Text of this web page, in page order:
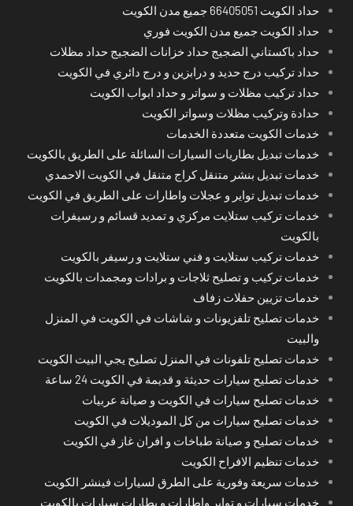
حداد الكويت 66405051 جميع مدن الكويت
حداد الكويت جميع مدن الكويت فوري
حداد باكستاني الضجيج حداد خزانات الضجيج حداد مظلات
حداد تركيب درج حديد و درابزين و درج دائري في الكويت
حداد تركيب مظلات و سواتر و حداد ابواب الكويت
حدادة وتركيب مظلات وسواتر الكويت
خدمات الكويت متعددة الخدمات
خدمات تبديل بطاريات السيارات السائلة على الطريق بالكويت
خدمات تبديل بنشر متنقل كراج متنقل في الكويت الاحمدي
خدمات تبديل تواير و عجلات واطارات على الطريق في الكويت
خدمات تركيب ستلايت مركزي و تمديد قسائم و رسيفرات
بالكويت
خدمات تركيب ستلايت و فني ستلايت و رسيفر بالكويت
خدمات تركيب و تصليح ثلاجات و برادات ومجمدات بالكويت
خدمات تزيين حفلات زفاف
خدمات تصليح تلفزيونات و شاشات في الكويت في المنزل
والبيت
خدمات تصليح تلفونات في المنزل تصليح يجي البيت الكويت
خدمات تصليح سيارات حديثة و قديمة في الكويت 24 ساعة
خدمات تصليح سيارات في الكويت و صيانة عربيات
خدمات تصليح سيارات من كل الموديلات في الكويت
خدمات تصليح و صيانة طباخات و افران غاز في الكويت
خدمات تنظيم الافراح الكويت
خدمات سريعة وفورية على الطرق لسيارات فينشر الكويت
خدمات سيارات و تواير واطارات و بطارات سيارات بالكويت